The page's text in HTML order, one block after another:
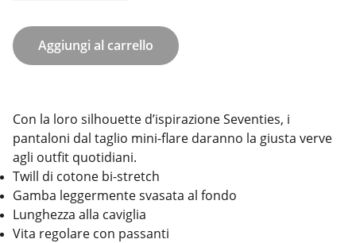
Aggiungi al carrello
Con la loro silhouette d’ispirazione Seventies, i
pantaloni dal taglio mini-flare daranno la giusta verve
agli outfit quotidiani.
Twill di cotone bi-stretch
Gamba leggermente svasata al fondo
Lunghezza alla caviglia
Vita regolare con passanti